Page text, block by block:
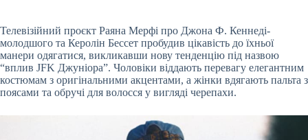
Телевізійний проєкт Раяна Мерфі про Джона Ф. Кеннеді-
молодшого та Керолін Бессет пробудив цікавість до їхньої
манери одягатися, викликавши нову тенденцію під назвою
“вплив JFK Джуніора”. Чоловіки віддають перевагу елегантним
костюмам з оригінальними акцентами, а жінки вдягають пальта з
поясами та обручі для волосся у вигляді черепахи.